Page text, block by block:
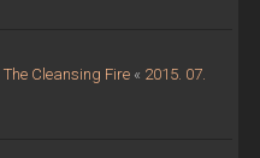
The Cleansing Fire« 2015. 07.